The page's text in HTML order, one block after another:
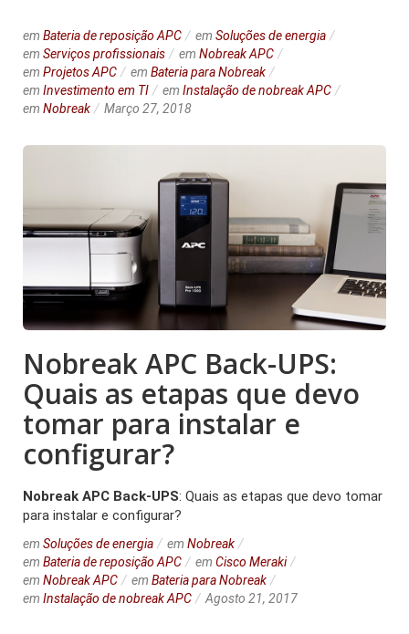
em Bateria de reposição APC em Soluções de energia
em Serviços profissionais em Nobreak APC
em Projetos APC em Bateria para Nobreak
em Investimento em TI em Instalação de nobreak APC
em Nobreak Março 27, 2018
Nobreak APC Back-UPS:
Quais as etapas que devo
tomar para instalar e
configurar?
Nobreak APC Back-UPS: Quais as etapas que devo tomar
para instalar e configurar?
em Soluções de energia em Nobreak
em Bateria de reposição APC em Cisco Meraki
em Nobreak APC em Bateria para Nobreak
em Instalação de nobreak APC Agosto 21, 2017